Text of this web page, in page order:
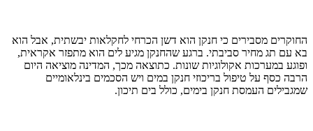
החוקרים מסבירים כי חנקן הוא דשן הכרחי לחקלאות יבשתית, אבל הוא
בא עם תג מחיר סביבתי. ברגע שהחנקן מגיע לים הוא מתפזר אקראית,
ופוגע במערכות אקולוגיות שונות. כתוצאה מכך, המדינה מוציאה היום
הרבה כסף על טיפול בריכוזי חנקן במים ויש הסכמים בינלאומיים
שמגבילים העמסת חנקן בימים, כולל בים תיכון.